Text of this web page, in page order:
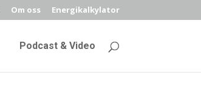
Om oss Energikalkylator
Podcast & Video